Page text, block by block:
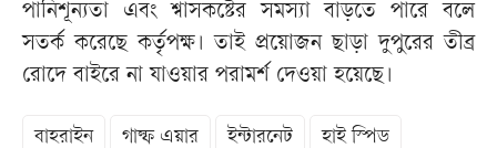
পানিশূন্যতা এবং শ্বাসকষ্টের সমস্যা বাড়তে পারে বলে
সতর্ক করেছে কর্তৃপক্ষ। তাই প্রয়োজন ছাড়া দুপুরের তীব্র
রোদে বাইরে না যাওয়ার পরামর্শ দেওয়া হয়েছে।
বাহরাইন গাল্ফ এয়ার ইন্টারনেট হাই স্পিড